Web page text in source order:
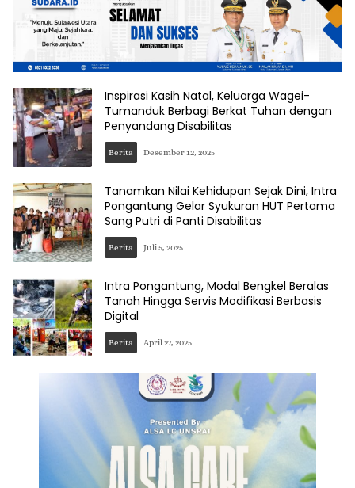
Inspirasi Kasih Natal, Keluarga Wagei-
Tumanduk Berbagi Berkat Tuhan dengan
Penyandang Disabilitas
Berita Desember 12, 2025
Tanamkan Nilai Kehidupan Sejak Dini, Intra
Pongantung Gelar Syukuran HUT Pertama
Sang Putri di Panti Disabilitas
Berita Juli 5, 2025
Intra Pongantung, Modal Bengkel Beralas
Tanah Hingga Servis Modifikasi Berbasis
Digital
Berita April 27, 2025